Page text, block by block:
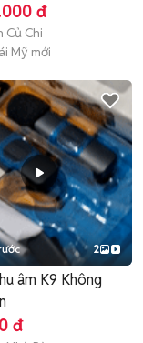
đ
Củ Chi
Mỹ mới
2
âm K9 Không
đ